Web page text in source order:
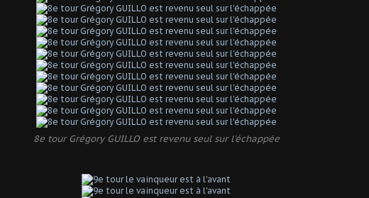
8e tour Grégory GUILLO est revenu seul sur l'échappée